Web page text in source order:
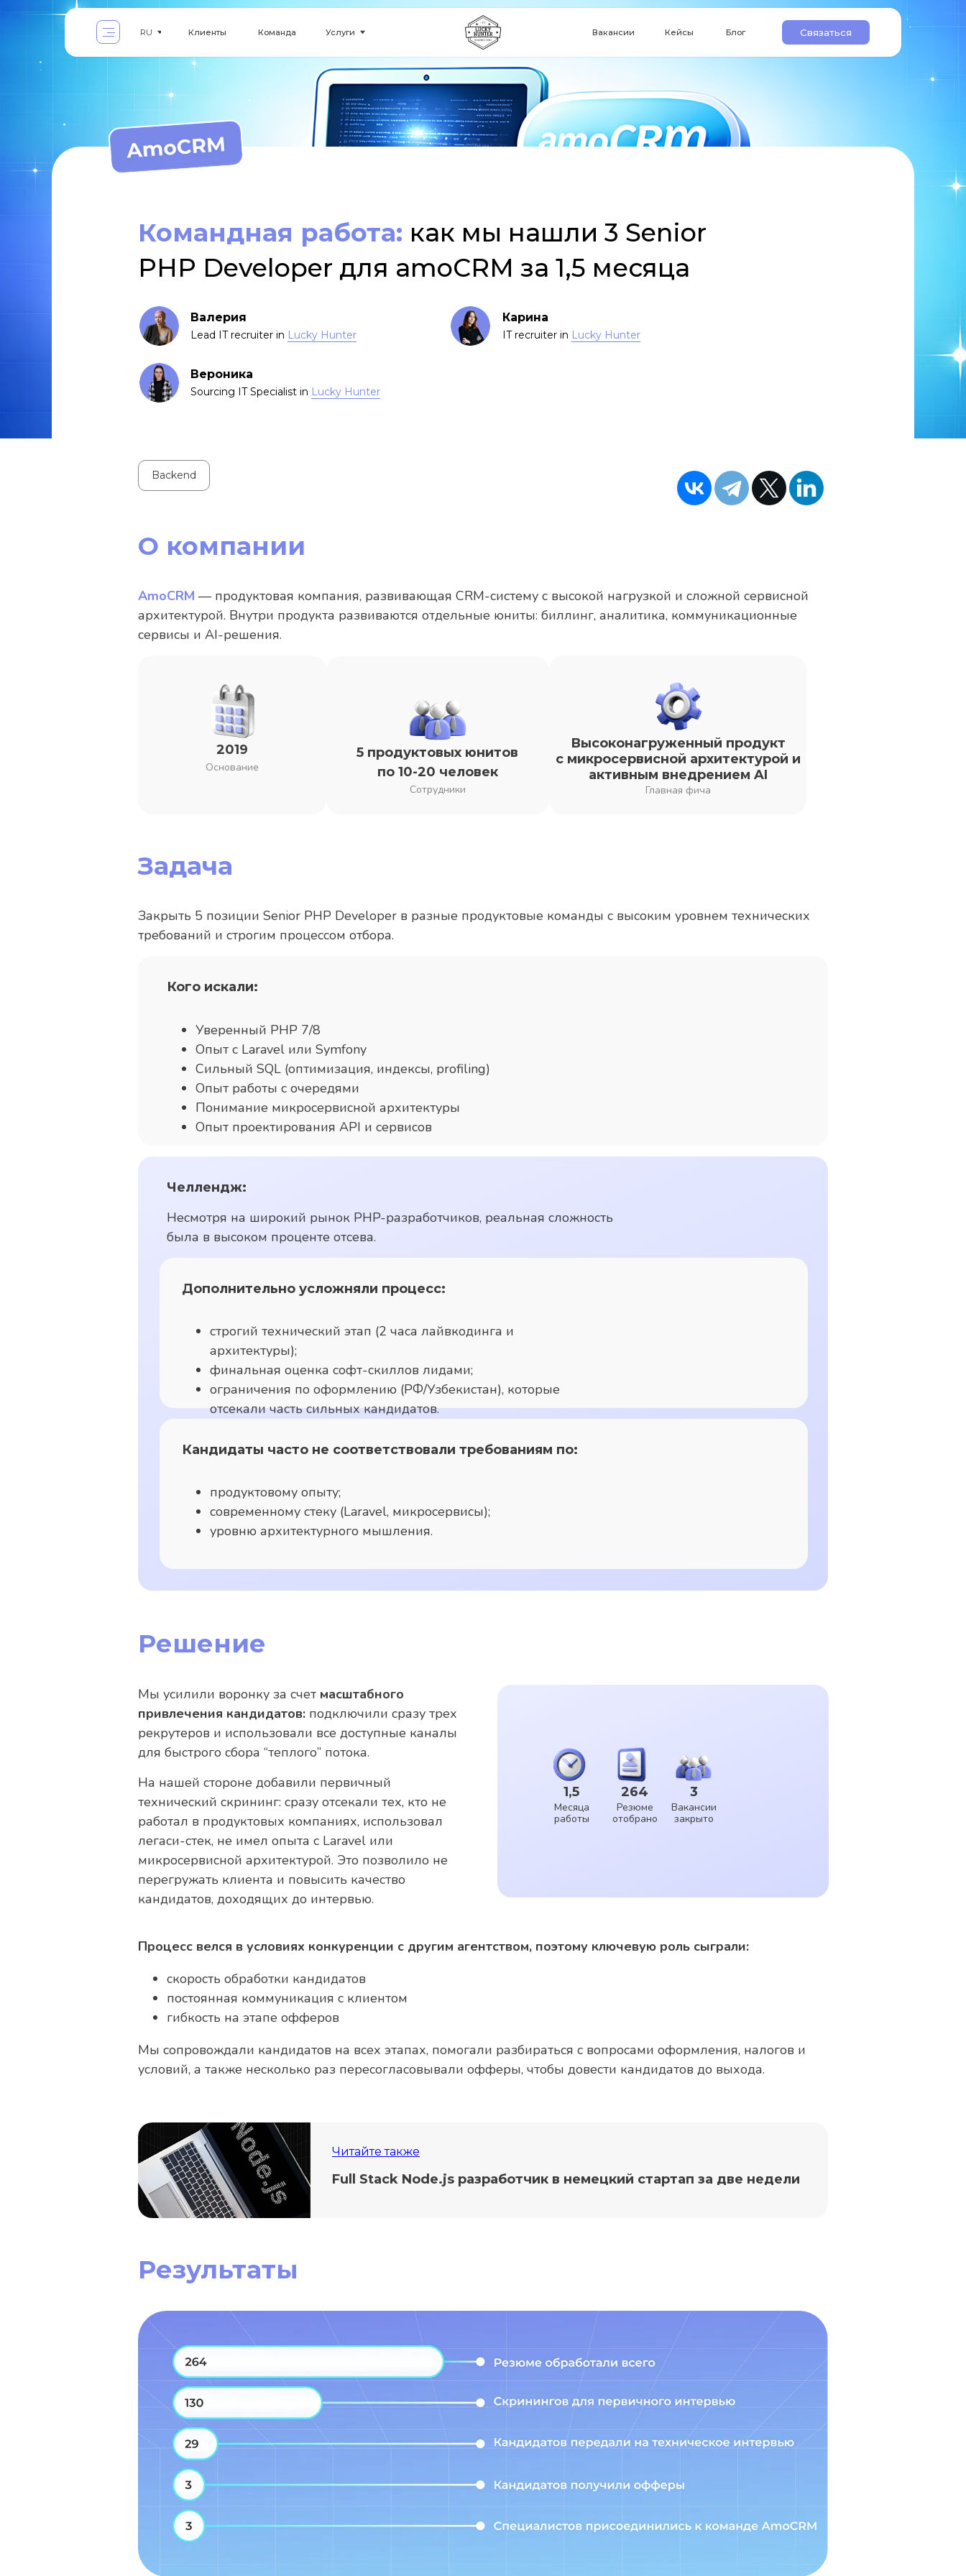
Связаться
Блог
Кейсы
Команда
Клиенты
Командная работа: как мы нашли 3 Senior
PHP Developer для amoCRM за 1,5 месяца
Lead IT recruiter in Lucky Hunter
Валерия
Sourcing IT Specialist in Lucky Hunter
Вероника
IT recruiter in Lucky Hunter
Карина
Backend
О компании
AmoCRM — продуктовая компания, развивающая CRM-систему с высокой нагрузкой и сложной сервисной
архитектурой. Внутри продукта развиваются отдельные юниты: биллинг, аналитика, коммуникационные
сервисы и AI-решения.
2019
Основание
5 продуктовых юнитов
по 10-20 человек
Сотрудники
Высоконагруженный продукт
с микросервисной архитектурой и
активным внедрением AI
Главная фича
Задача
Закрыть 5 позиции Senior PHP Developer в разные продуктовые команды с высоким уровнем технических
требований и строгим процессом отбора.
Кого искали:
Уверенный PHP 7/8
Опыт с Laravel или Symfony
Сильный SQL (оптимизация, индексы, profiling)
Опыт работы с очередями
Понимание микросервисной архитектуры
Опыт проектирования API и сервисов
Кандидаты часто не соответствовали требованиям по:
продуктовому опыту;
современному стеку (Laravel, микросервисы);
уровню архитектурного мышления.
Дополнительно усложняли процесс:
строгий технический этап (2 часа лайвкодинга и
архитектуры);
финальная оценка софт-скиллов лидами;
ограничения по оформлению (РФ/Узбекистан), которые
отсекали часть сильных кандидатов.
Челлендж:
Несмотря на широкий рынок PHP-разработчиков, реальная сложность
была в высоком проценте отсева.
Решение
На нашей стороне добавили первичный
технический скрининг: сразу отсекали тех, кто не
работал в продуктовых компаниях, использовал
легаси-стек, не имел опыта с Laravel или
микросервисной архитектурой. Это позволило не
перегружать клиента и повысить качество
кандидатов, доходящих до интервью.
Мы усилили воронку за счет масштабного
привлечения кандидатов: подключили сразу трех
рекрутеров и использовали все доступные каналы
для быстрого сбора “теплого” потока.
1,5
Месяца
работы
264
Резюме
отобрано
3
Вакансии
закрыто
Процесс велся в условиях конкуренции с другим агентством, поэтому ключевую роль сыграли:
скорость обработки кандидатов
постоянная коммуникация с клиентом
гибкость на этапе офферов
Мы сопровождали кандидатов на всех этапах, помогали разбираться с вопросами оформления, налогов и
условий, а также несколько раз пересогласовывали офферы, чтобы довести кандидатов до выхода.
Читайте также
Full Stack Node.js разработчик в немецкий стартап за две недели
Результаты